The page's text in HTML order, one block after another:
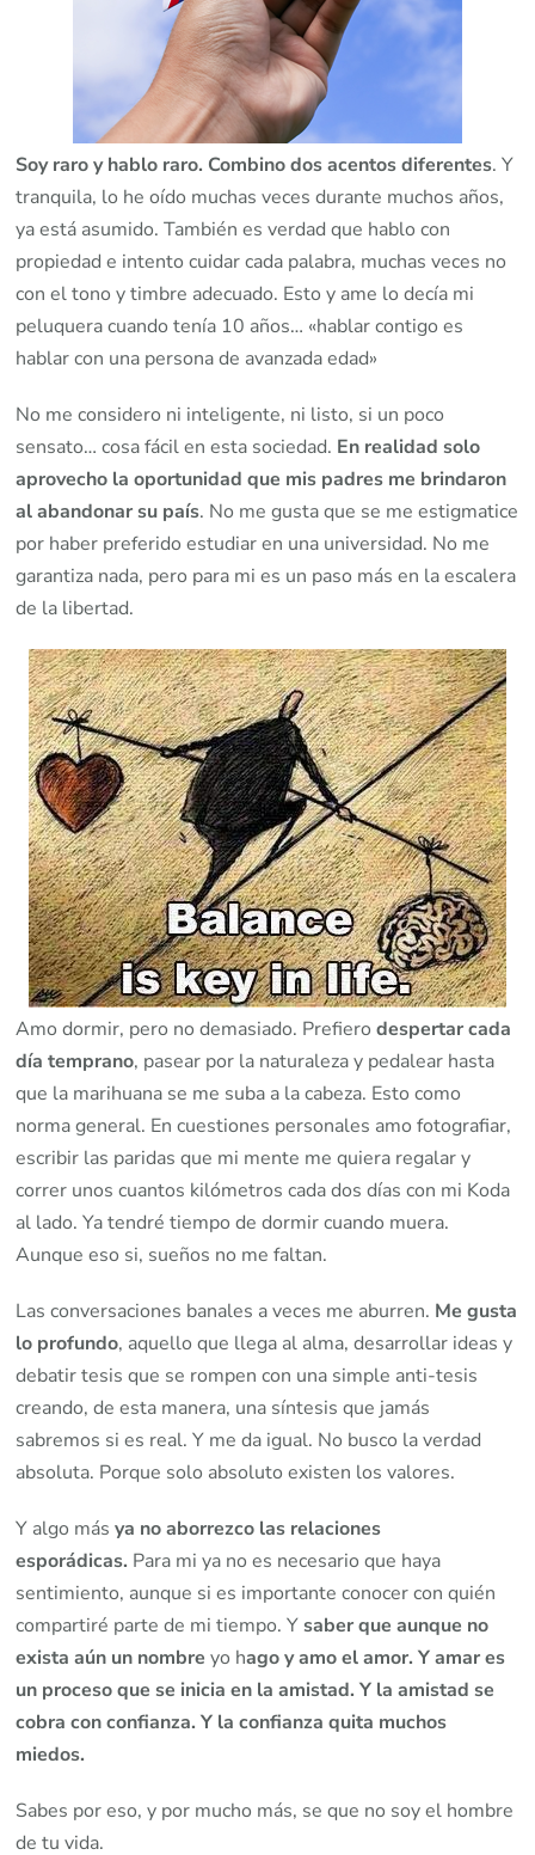
Soy raro y hablo raro. Combino dos acentos diferentes. Y
tranquila, lo he oído muchas veces durante muchos años,
ya está asumido. También es verdad que hablo con
propiedad e intento cuidar cada palabra, muchas veces no
con el tono y timbre adecuado. Esto y ame lo decía mi
peluquera cuando tenía 10 años… «hablar contigo es
hablar con una persona de avanzada edad»
No me considero ni inteligente, ni listo, si un poco
sensato… cosa fácil en esta sociedad. En realidad solo
aprovecho la oportunidad que mis padres me brindaron
al abandonar su país. No me gusta que se me estigmatice
por haber preferido estudiar en una universidad. No me
garantiza nada, pero para mi es un paso más en la escalera
de la libertad.
Amo dormir, pero no demasiado. Prefierodespertar cada
día temprano, pasear por la naturaleza y pedalear hasta
que la marihuana se me suba a la cabeza. Esto como
norma general. En cuestiones personales amo fotografiar,
escribir las paridas que mi mente me quiera regalar y
correr unos cuantos kilómetros cada dos días con mi Koda
al lado. Ya tendré tiempo de dormir cuando muera.
Aunque eso si, sueños no me faltan.
Las conversaciones banales a veces me aburren. Me gusta
lo profundo, aquello que llega al alma, desarrollar ideas y
debatir tesis que se rompen con una simple anti-tesis
creando, de esta manera, una síntesis que jamás
sabremos si es real. Y me da igual. No busco la verdad
absoluta. Porque solo absoluto existen los valores.
Y algo másya no aborrezco las relaciones
esporádicas. Para mi ya no es necesario que haya
sentimiento, aunque si es importante conocer con quién
compartiré parte de mi tiempo. Ysaber que aunque no
exista aún un nombre yo hago y amo el amor. Y amar es
un proceso que se inicia en la amistad. Y la amistad se
cobra con confianza. Y la confianza quita muchos
miedos.
Sabes por eso, y por mucho más, se que no soy el hombre
de tu vida.